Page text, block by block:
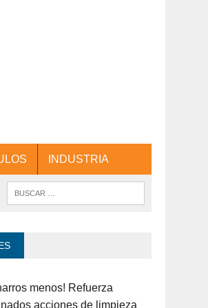
INDUSTRIA
menos! Refuerza
acciones de limpieza